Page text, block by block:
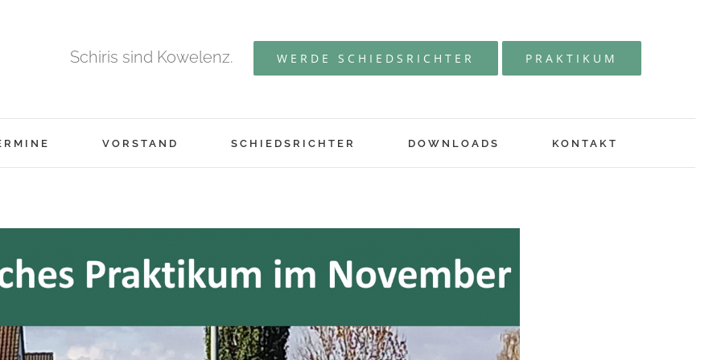
Schiris sind Kowelenz. WERDE SCHIEDSRICHTER PRAKTIKUM
VORSTAND SCHIEDSRICHTER DOWNLOADS KONTAKT